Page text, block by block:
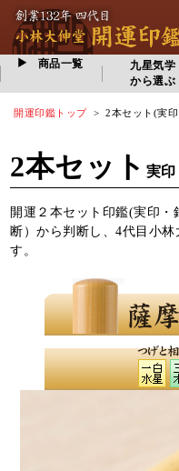
商品一覧
九星気学
から選ぶ
開運印鑑トップ> 2本セット(実印
2本セット 実印
開運２本セット印鑑(実印・
断）から判断し、4代目小
す。